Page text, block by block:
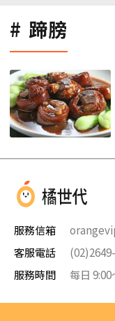
蹄膀
服務信箱
客服電話
服務時間
每日 9:00